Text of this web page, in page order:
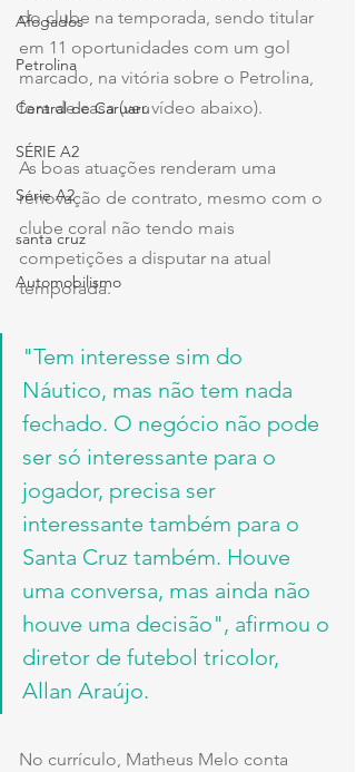
Afogados
Petrolina
Central de Caruaru
SÉRIE A2
Série A2
santa cruz
Automobilismo
do clube na temporada, sendo titular
em 11 oportunidades com um gol
marcado, na vitória sobre o Petrolina,
fora de casa (ver vídeo abaixo).
As boas atuações renderam uma
renovação de contrato, mesmo com o
clube coral não tendo mais
competições a disputar na atual
temporada.
"Tem interesse sim do
Náutico, mas não tem nada
fechado. O negócio não pode
ser só interessante para o
jogador, precisa ser
interessante também para o
Santa Cruz também. Houve
uma conversa, mas ainda não
houve uma decisão", afirmou o
diretor de futebol tricolor,
Allan Araújo.
No currículo, Matheus Melo conta